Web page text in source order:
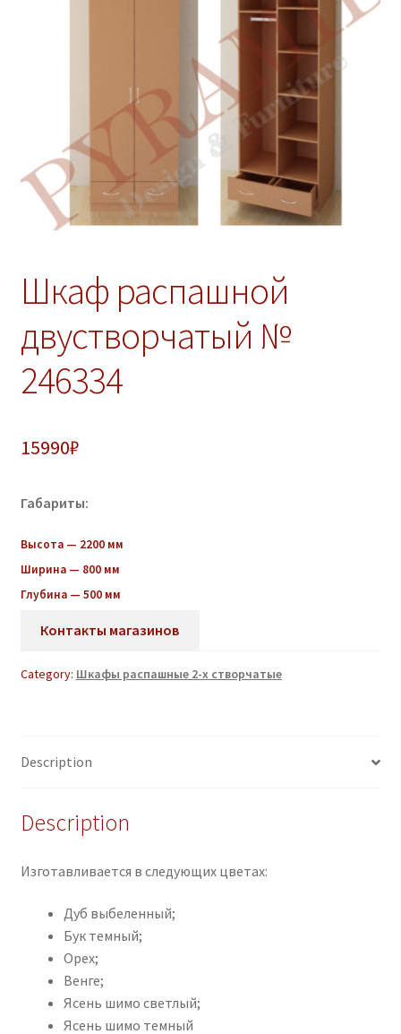
е
Шкаф распашной
двустворчатый №
246334
15990₽
Габариты:
Высота — 2200 мм
Ширина — 800 мм
Глубина — 500 мм
Контакты магазинов
Category: Шкафы распашные 2-х створчатые
Description
Description
Изготавливается в следующих цветах:
Дуб выбеленный;
Бук темный;
Орех;
Венге;
Ясень шимо светлый;
Ясень шимо темный